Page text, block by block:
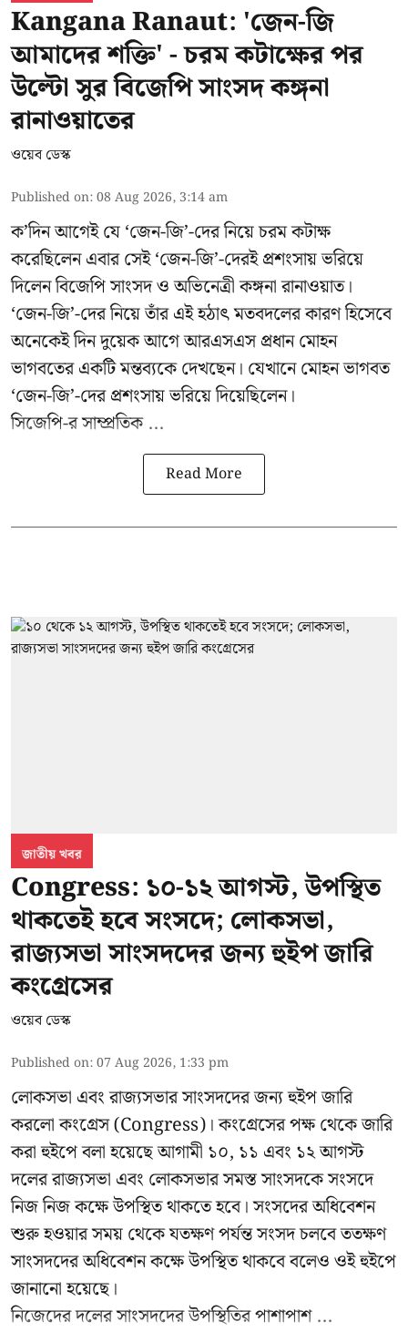
Kangana Ranaut: 'জেন-জি
আমাদের শক্তি' - চরম কটাক্ষের পর
উল্টো সুর বিজেপি সাংসদ কঙ্গনা
রানাওয়াতের
ওয়েব ডেস্ক
Published on:08 Aug 2026, 3:14 am
ক’দিন আগেই যে ‘জেন-জি’-দের নিয়ে চরম কটাক্ষ
করেছিলেন এবার সেই ‘জেন-জি’-দেরই প্রশংসায় ভরিয়ে
দিলেন বিজেপি সাংসদ ও অভিনেত্রী কঙ্গনা রানাওয়াত।
‘জেন-জি’-দের নিয়ে তাঁর এই হঠাৎ মতবদলের কারণ হিসেবে
অনেকেই দিন দুয়েক আগে আরএসএস প্রধান মোহন
ভাগবতের একটি মন্তব্যকে দেখছেন। যেখানে মোহন ভাগবত
‘জেন-জি’-দের প্রশংসায় ভরিয়ে দিয়েছিলেন।
সিজেপি-রসাম্প্রতিক ...
Read More
জাতীয় খবর
Congress: ১০-১২ আগস্ট, উপস্থিত
থাকতেই হবে সংসদে; লোকসভা,
রাজ্যসভা সাংসদদের জন্য হুইপ জারি
কংগ্রেসের
ওয়েব ডেস্ক
Published on:07 Aug 2026, 1:33 pm
লোকসভা এবং রাজ্যসভার সাংসদদের জন্য হুইপ জারি
করলো কংগ্রেস (Congress)। কংগ্রেসের পক্ষ থেকে জারি
করা হুইপে বলা হয়েছে আগামী ১০, ১১ এবং ১২ আগস্ট
দলের রাজ্যসভা এবং লোকসভার সমস্ত সাংসদকে সংসদে
নিজ নিজ কক্ষে উপস্থিত থাকতে হবে। সংসদের অধিবেশন
শুরু হওয়ার সময় থেকে যতক্ষণ পর্যন্ত সংসদ চলবে ততক্ষণ
সাংসদদের অধিবেশন কক্ষে উপস্থিত থাকবে বলেও ওই হুইপে
জানানো হয়েছে।
নিজেদের দলের সাংসদদের উপস্থিতির পাশাপাশ ...